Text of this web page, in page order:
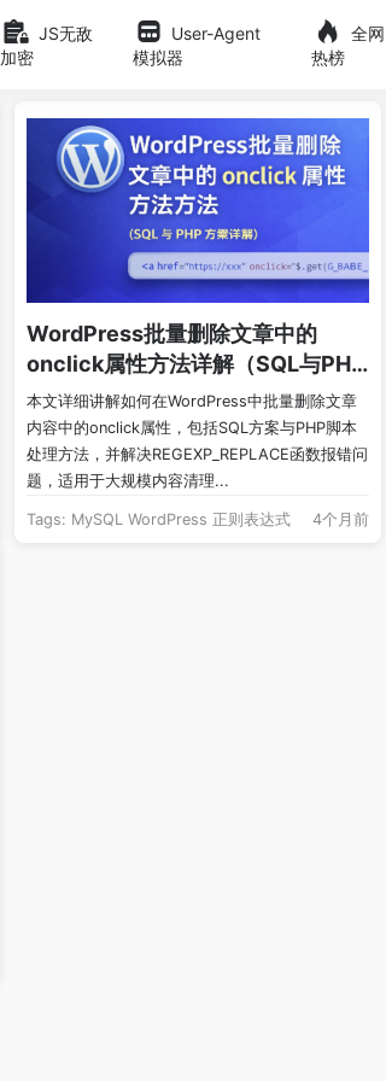
JS无敌
加密
User-Agent
模拟器
全网
热榜
WordPress批量删除文章中的
onclick属性方法详解（SQL与PHP
方案）
本文详细讲解如何在WordPress中批量删除文章
内容中的onclick属性，包括SQL方案与PHP脚本
处理方法，并解决REGEXP_REPLACE函数报错问
题，适用于大规模内容清理...
Tags: MySQL WordPress 正则表达式 4个月前